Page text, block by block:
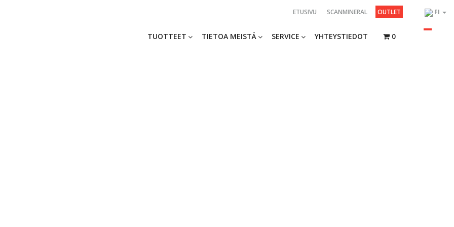
FI
ETUSIVU SCANMINERAL OUTLET
TUOTTEET TIETOA MEISTÄ SERVICE YHTEYSTIEDOT 0